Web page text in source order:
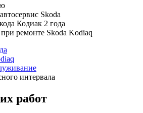
Skoda
Кодиак 2 года
ремонте Skoda Kodiaq
интервала
работ